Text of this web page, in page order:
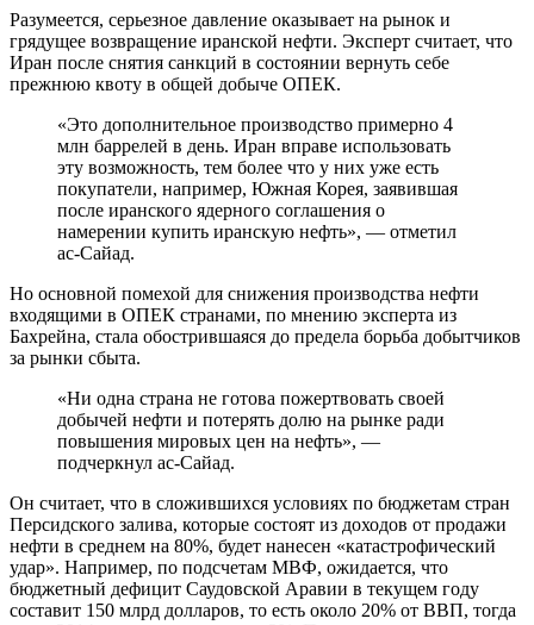
Разумеется, серьезное давление оказывает на рынок и
грядущее возвращение иранской нефти. Эксперт считает, что
Иран после снятия санкций в состоянии вернуть себе
прежнюю квоту в общей добыче ОПЕК.
«Это дополнительное производство примерно 4
млн баррелей в день. Иран вправе использовать
эту возможность, тем более что у них уже есть
покупатели, например, Южная Корея, заявившая
после иранского ядерного соглашения о
намерении купить иранскую нефть», — отметил
ас-Сайад.
Но основной помехой для снижения производства нефти
входящими в ОПЕК странами, по мнению эксперта из
Бахрейна, стала обострившаяся до предела борьба добытчиков
за рынки сбыта.
«Ни одна страна не готова пожертвовать своей
добычей нефти и потерять долю на рынке ради
повышения мировых цен на нефть», —
подчеркнул ас-Сайад.
Он считает, что в сложившихся условиях по бюджетам стран
Персидского залива, которые состоят из доходов от продажи
нефти в среднем на 80%, будет нанесен «катастрофический
удар». Например, по подсчетам МВФ, ожидается, что
бюджетный дефицит Саудовской Аравии в текущем году
составит 150 млрд долларов, то есть около 20% от ВВП, тогда